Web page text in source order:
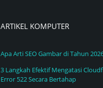
ARTIKEL KOMPUTER
Apa Arti SEO Gambar di Tahun
3 Langkah Efektif Mengatasi
Error 522 Secara Bertahap